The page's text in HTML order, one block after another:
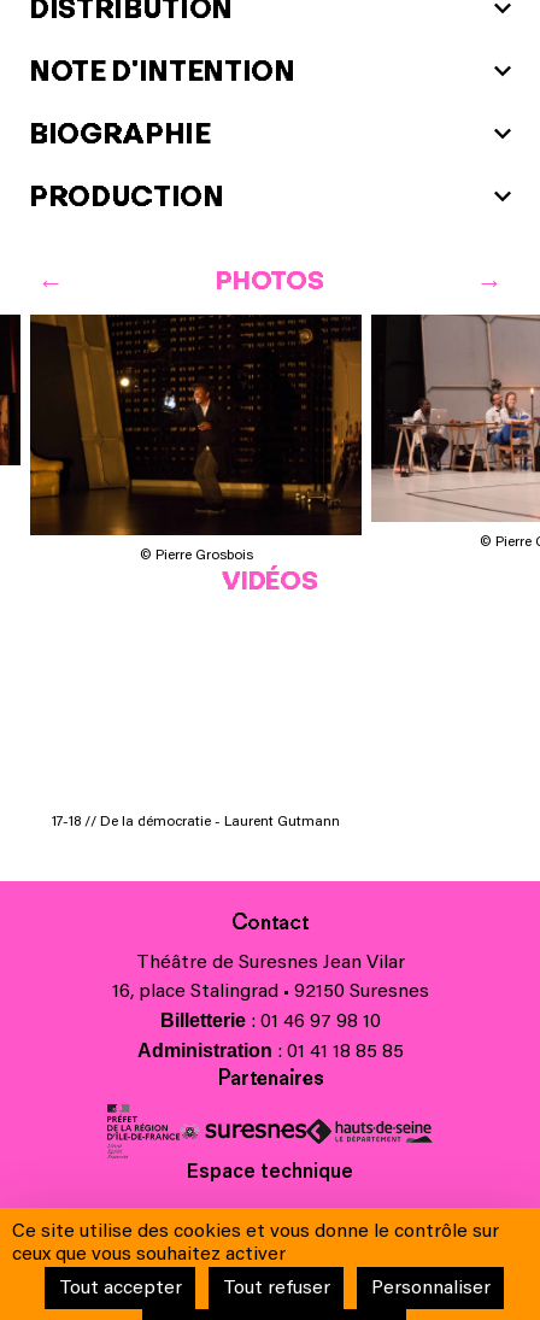
DISTRIBUTION
NOTE D'INTENTION
BIOGRAPHIE
PRODUCTION
PHOTOS
© Pierre Grosbois
© Pierre
VIDÉOS
17-18 // De la démocratie - Laurent Gutmann
Contact
Théâtre de Suresnes Jean Vilar
16, place Stalingrad • 92150 Suresnes
Billetterie: 01 46 97 98 10
Administration : 01 41 18 85 85
Partenaires
Espace technique
Contacts
Crédits
Mentions légales & Charte de protection des données
Ce site utilise des cookies et vous donne le contrôle sur
ceux que vous souhaitez activer
Tout accepter
Tout refuser Personnaliser